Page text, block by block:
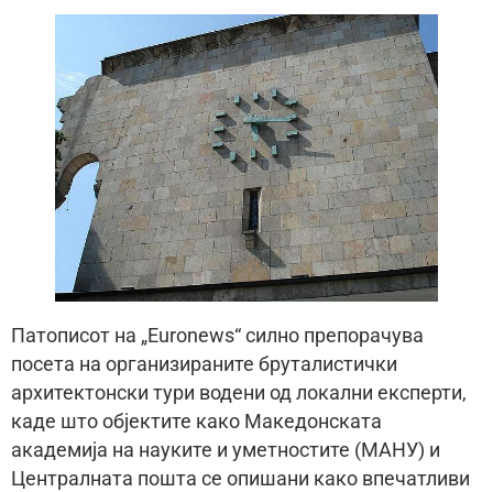
Патописот на „Euronews“ силно препорачува
посета на организираните бруталистички
архитектонски тури водени од локални експерти,
каде што објектите како Македонската
академија на науките и уметностите (МАНУ) и
Централната пошта се опишани како впечатливи